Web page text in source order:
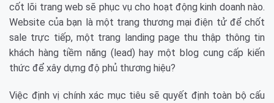
cốt lõi trang web sẽ phục vụ cho hoạt động kinh doanh nào.
Website của bạn là một trang thương mại điện tử để chốt
sale trực tiếp, một trang landing page thu thập thông tin
khách hàng tiềm năng (lead) hay một blog cung cấp kiến
thức để xây dựng độ phủ thương hiệu?
Việc định vị chính xác mục tiêu sẽ quyết định toàn bộ cấu